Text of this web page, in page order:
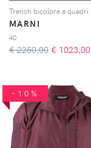
Trench bicolore a quadri
MARNI
40
€ 2250,00 € 1023,00
-10%